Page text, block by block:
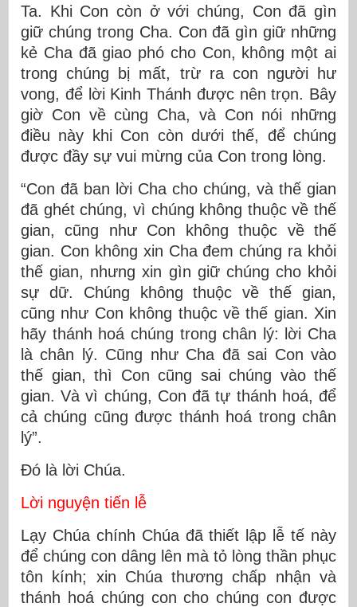
Ta. Khi Con còn ở với chúng, Con đã gìn
giữ chúng trong Cha. Con đã gìn giữ những
kẻ Cha đã giao phó cho Con, không một ai
trong chúng bị mất, trừ ra con người hư
vong, để lời Kinh Thánh được nên trọn. Bây
giờ Con về cùng Cha, và Con nói những
điều này khi Con còn dưới thế, để chúng
được đầy sự vui mừng của Con trong lòng.
“Con đã ban lời Cha cho chúng, và thế gian
đã ghét chúng, vì chúng không thuộc về thế
gian, cũng như Con không thuộc về thế
gian. Con không xin Cha đem chúng ra khỏi
thế gian, nhưng xin gìn giữ chúng cho khỏi
sự dữ. Chúng không thuộc về thế gian,
cũng như Con không thuộc về thế gian. Xin
hãy thánh hoá chúng trong chân lý: lời Cha
là chân lý. Cũng như Cha đã sai Con vào
thế gian, thì Con cũng sai chúng vào thế
gian. Và vì chúng, Con đã tự thánh hoá, để
cả chúng cũng được thánh hoá trong chân
lý”.
Ðó là lời Chúa.
Lời nguyện tiến lễ
Lạy Chúa chính Chúa đã thiết lập lễ tế này
để chúng con dâng lên mà tỏ lòng thần phục
tôn kính; xin Chúa thương chấp nhận và
thánh hoá chúng con cho chúng con được